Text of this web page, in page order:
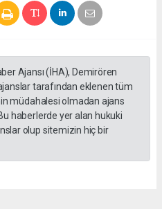
Ajansı (İHA), Demirören
tarafından eklenen tüm
müdahalesi olmadan ajans
haberlerde yer alan hukuki
olup sitemizin hiç bir